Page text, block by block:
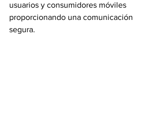
usuarios y consumidores móviles
proporcionando una comunicación
segura.